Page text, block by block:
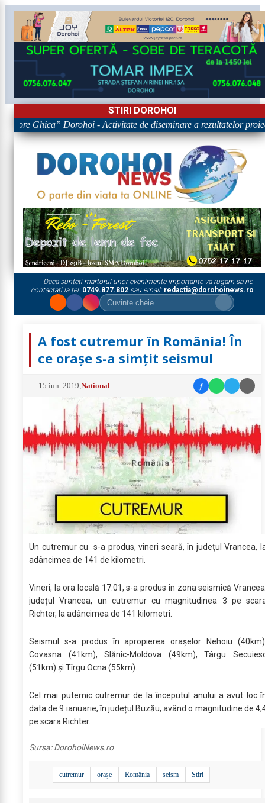
STIRI DOROHOI
Ghica” Dorohoi - Activitate de diseminare a rezultatelor
Daca sunteti martorul unor evenimente importante va rugam sa ne
contactati la tel: 0749.877.802sau email: redactia@dorohoinews.ro
A fost cutremur în România! În
ce orașe s-a simțit seismul
15 iun. 2019 ,National f
Un cutremur cu s-a produs, vineri seară, în județul Vrancea,
adâncimea de 141 de kilometri.
Vineri, la ora locală 17:01, s-a produs în zona seismică
județul Vrancea, un cutremur cu magnitudinea 3 pe
Richter, la adâncimea de 141 kilometri.
Seismul s-a produs în apropierea orașelor Nehoiu
Covasna (41km), Slănic-Moldova (49km), Târgu
(51km) și Tîrgu Ocna (55km).
Cel mai puternic cutremur de la începutul anului a avut loc
data de 9 ianuarie, în județul Buzău, având o magnitudine de
pe scara Richter.
Sursa:DorohoiNews.ro
cutremur orașe România seism Stiri